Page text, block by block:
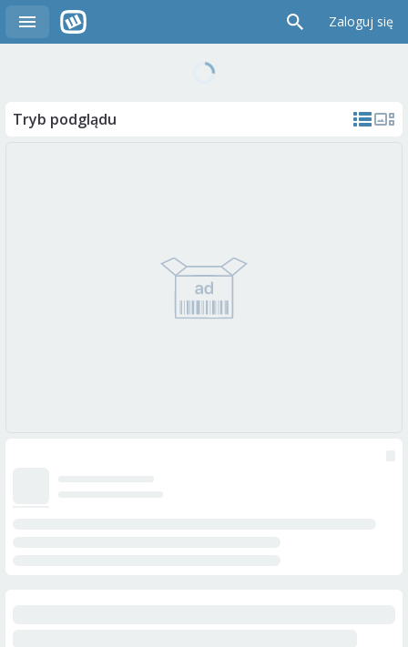
Zaloguj się
Tryb podglądu